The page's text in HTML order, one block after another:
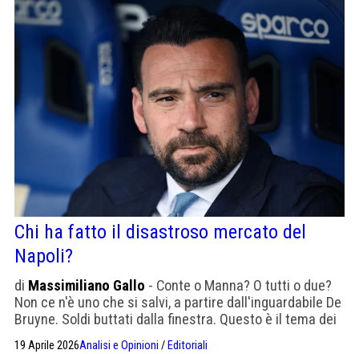
Chi ha fatto il disastroso mercato del
Napoli?
di Massimiliano Gallo - Conte o Manna? O tutti o due?
Non ce n'è uno che si salvi, a partire dall'inguardabile De
Bruyne. Soldi buttati dalla finestra. Questo è il tema dei
temi per De Laurentiis, molto più della panchina
19 Aprile 2026Analisi e Opinioni / Editoriali